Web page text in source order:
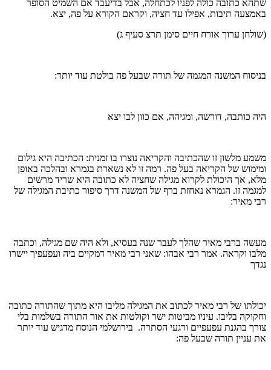
שתהא כתובה כולה לפניו לכתחלה, אבל בדיעבד אם השמיט הסופר
באמצעה תיבות, אפילו עד חציה, וקראם הקורא על פה, יצא.
(שולחן ערוך אורח חיים סימן תרצ סעיף ג)
בניסוח המשנה המגמה של תורה שבעל פה בולטת עוד יותר:
היה כותבה, דורשה, ומגיהה, אם כוון לבו יצא
משמע מלשון זו שהכתיבה והקריאה נוצרו בו זמנית: הכתיבה היא גילום
ומימוש של הקריאה בעל פה. רמה זו לא נשארת בגמרא ובהלכה באופן
מלא, אך היכולת לקרוא מגילה שחציה לא כתובה היא שריד מרשים
למגמה זו. הגמרא נאחזת ברף של המשנה דרך סיפור כתיבת המגילה של
רבי מאיר:
מעשה ברבי מאיר שהלך לעבר שנה בעסיא, ולא היה שם מגילה, וכתבה
מלבו וקראה. אמר רבי אבהו: שאני רבי מאיר דמקיים ביה ועפעפיך יישרו
נגדך
יכולתו של רבי מאיר לכתוב את המגילה מליבו היא מתוך שהתורה כתובה
וחקוקה בליבו. עיניו מביטות ישר וקולטות את אור התורה בשלמות בלי
צורך בהגנת עפעפיים ורגעי הסתרה. בירושלמי הנוסח מדגיש עוד יותר
את עניין תורה שבעל פה: